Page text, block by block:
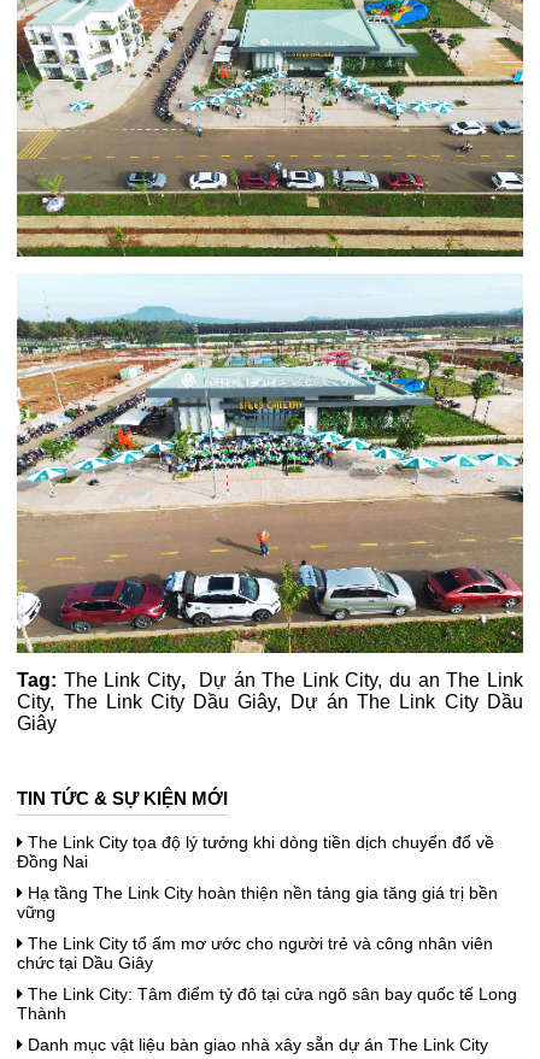
Tag: The Link City, Dự án The Link City,du an The Link
City, The Link City Dầu Giây,
Dự án The Link City Dầu
Giây
TIN TỨC & SỰ KIỆN MỚI
The Link City tọa độ lý tưởng khi dòng tiền dịch chuyển đổ về
Đồng Nai
Hạ tầng The Link City hoàn thiện nền tảng gia tăng giá trị bền
vững
The Link City tổ ấm mơ ước cho người trẻ và công nhân viên
chức tại Dầu Giây
The Link City: Tâm điểm tỷ đô tại cửa ngõ sân bay quốc tế Long
Thành
Danh mục vật liệu bàn giao nhà xây sẵn dự án The Link City